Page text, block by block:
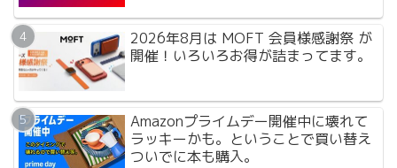
2026年8月は MOFT 会員様感謝祭 が
開催！いろいろお得が詰まってます。
Amazonプライムデー開催中に壊れて
ラッキーかも。ということで買い替え
ついでに本も購入。